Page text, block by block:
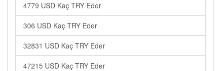
4779 USD Kaç TRY Eder
306 USD Kaç TRY Eder
32831 USD Kaç TRY Eder
47215 USD Kaç TRY Eder